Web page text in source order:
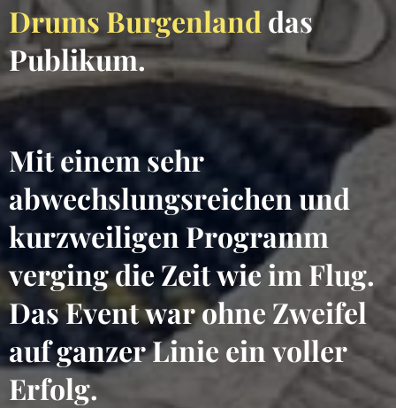
Drums Burgenland das
Publikum.
Mit einem sehr
abwechslungsreichen und
kurzweiligen Programm
verging die Zeit wie im Flug.
Das Event war ohne Zweifel
auf ganzer Linie ein voller
Erfolg.